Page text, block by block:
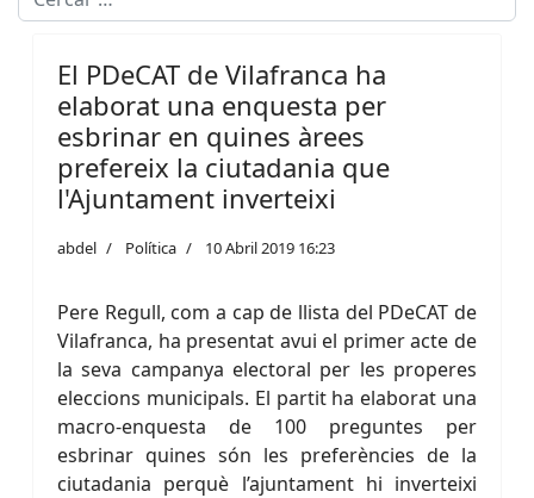
El PDeCAT de Vilafranca ha
elaborat una enquesta per
esbrinar en quines àrees
prefereix la ciutadania que
l'Ajuntament inverteixi
abdel Política 10 Abril 2019 16:23
Pere Regull, com a cap de llista del PDeCAT de
Vilafranca, ha presentat avui el primer acte de
la seva campanya electoral per les properes
eleccions municipals. El partit ha elaborat una
macro-enquesta de 100 preguntes per
esbrinar quines són les preferències de la
ciutadania perquè l’ajuntament hi inverteixi